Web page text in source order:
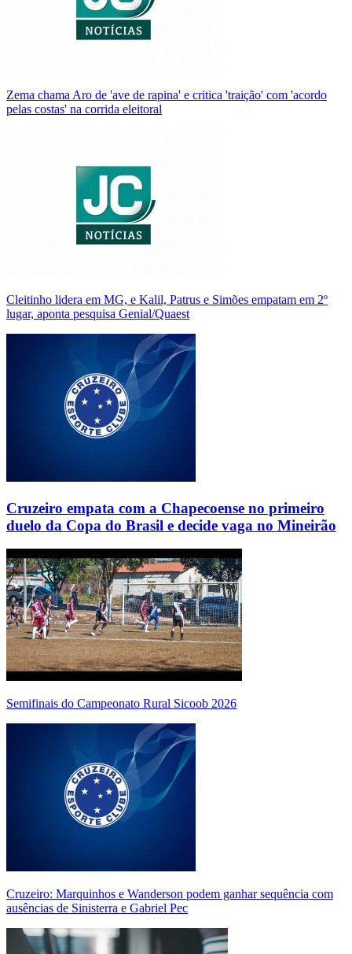
Zema chama Aro de 'ave de rapina' e critica 'traição' com 'acordo
pelas costas' na corrida eleitoral
Cleitinho lidera em MG, e Kalil, Patrus e Simões empatam em 2º
lugar, aponta pesquisa Genial/Quaest
Cruzeiro empata com a Chapecoense no primeiro
duelo da Copa do Brasil e decide vaga no Mineirão
Semifinais do Campeonato Rural Sicoob 2026
Cruzeiro: Marquinhos e Wanderson podem ganhar sequência com
ausências de Sinisterra e Gabriel Pec